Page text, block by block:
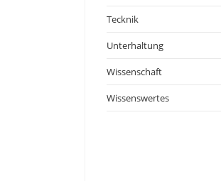
Tecknik
Unterhaltung
Wissenschaft
Wissenswertes